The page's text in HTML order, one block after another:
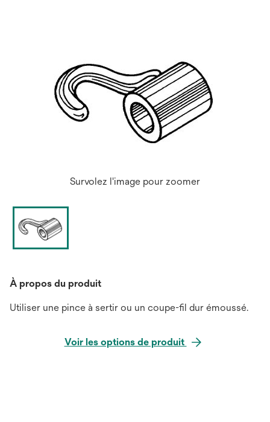
Survolez l'image pour zoomer
À propos du produit
Utiliser une pince à sertir ou un coupe-fil dur émoussé.
Voir les options de produit